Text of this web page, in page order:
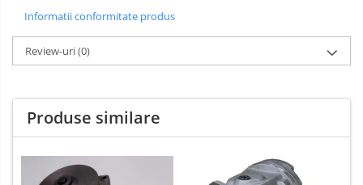
Informatii conformitate produs
Review-uri(0)
Produse similare